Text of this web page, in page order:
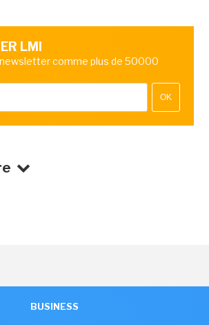
LMI
comme plus de 50000
OK
BUSINESS